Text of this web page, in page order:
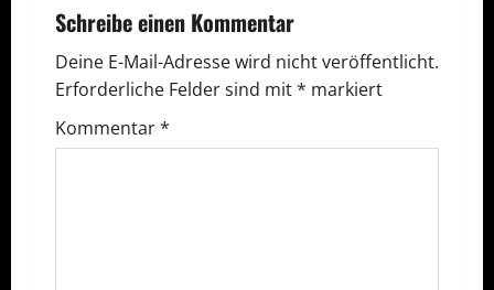
r
a
g
s
Schreibe einen Kommentar
Deine E-Mail-Adresse wird nicht veröffentlicht.
Erforderliche Felder sind mit* markiert
Kommentar*